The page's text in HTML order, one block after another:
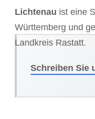
Lichtenau ist eine
Württemberg und
Landkreis Rastatt.
Schreiben Sie